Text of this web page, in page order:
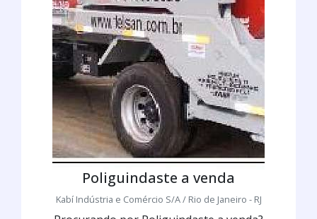
Poliguindaste a venda
Kabí Indústria e Comércio S/A / Rio de Janeiro - RJ